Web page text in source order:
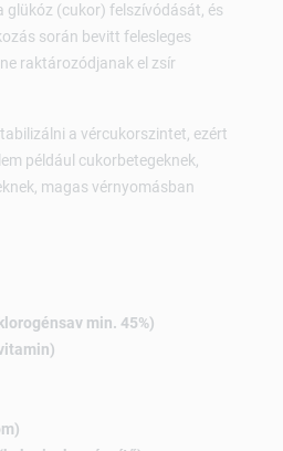
glükóz (cukor) felszívódását, és
során bevitt felesleges
raktározódjanak el zsír
a vércukorszintet, ezért
például cukorbetegeknek,
magas vérnyomásban
min. 45%)